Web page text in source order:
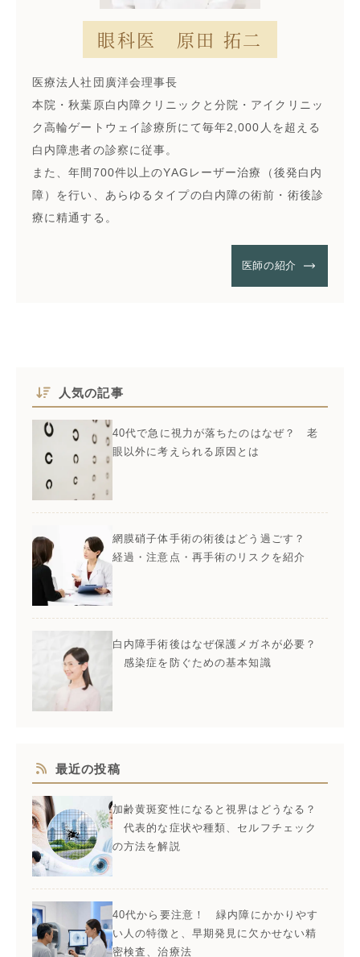
眼科医 原田 拓二
医療法人社団廣洋会理事長
本院・秋葉原白内障クリニックと分院・アイクリニッ
ク高輪ゲートウェイ診療所にて毎年2,000人を超える
白内障患者の診察に従事。
また、年間700件以上のYAGレーザー治療（後発白内
障）を行い、あらゆるタイプの白内障の術前・術後診
療に精通する。
医師の紹介
人気の記事
40代で急に視力が落ちたのはなぜ？ 老
眼以外に考えられる原因とは
網膜硝子体手術の術後はどう過ごす？
経過・注意点・再手術のリスクを紹介
白内障手術後はなぜ保護メガネが必要？
感染症を防ぐための基本知識
最近の投稿
加齢黄斑変性になると視界はどうなる？
代表的な症状や種類、セルフチェック
の方法を解説
40代から要注意！ 緑内障にかかりやす
い人の特徴と、早期発見に欠かせない精
密検査、治療法